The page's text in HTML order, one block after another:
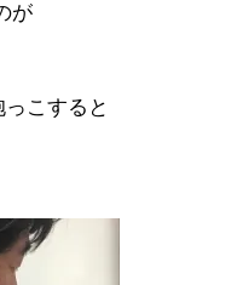
が
こすると